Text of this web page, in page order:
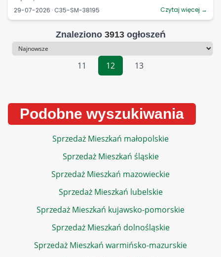
29-07-2026 · C35-SM-38195
Czytaj więcej →
Znaleziono 3913ogłoszeń
Sortowanie
11
12 13
Podobne wyszukiwania
Sprzedaż Mieszkań małopolskie
Sprzedaż Mieszkań śląskie
Sprzedaż Mieszkań mazowieckie
Sprzedaż Mieszkań lubelskie
Sprzedaż Mieszkań kujawsko-pomorskie
Sprzedaż Mieszkań dolnośląskie
Sprzedaż Mieszkań warmińsko-mazurskie